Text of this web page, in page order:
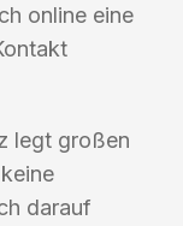
online eine
legt großen
darauf